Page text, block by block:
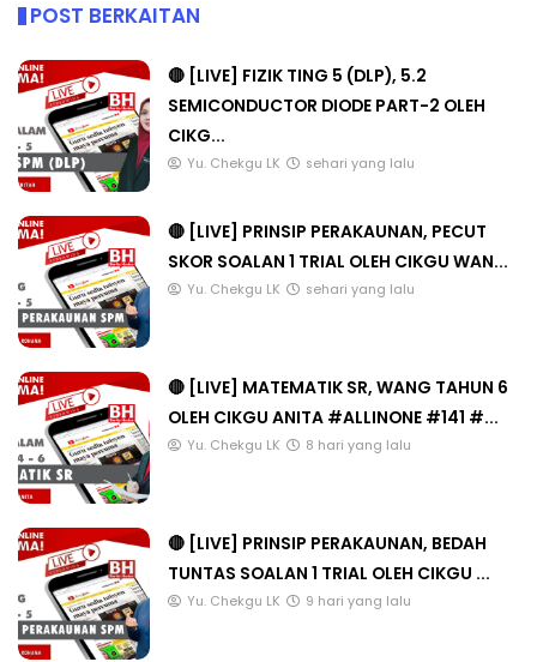
POST BERKAITAN
🔴 [LIVE] FIZIK TING 5 (DLP), 5.2
SEMICONDUCTOR DIODE PART-2 OLEH
CIKG...
Yu. Chekgu LK sehari yang lalu
🔴 [LIVE] PRINSIP PERAKAUNAN, PECUT
SKOR SOALAN 1 TRIAL OLEH CIKGU WAN...
Yu. Chekgu LK sehari yang lalu
🔴 [LIVE] MATEMATIK SR, WANG TAHUN 6
OLEH CIKGU ANITA #ALLINONE #141 #...
Yu. Chekgu LK 8 hari yang lalu
🔴 [LIVE] PRINSIP PERAKAUNAN, BEDAH
TUNTAS SOALAN 1 TRIAL OLEH CIKGU ...
Yu. Chekgu LK 9 hari yang lalu